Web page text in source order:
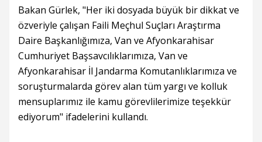
Bakan Gürlek, "Her iki dosyada büyük bir dikkat ve
özveriyle çalışan Faili Meçhul Suçları Araştırma
Daire Başkanlığımıza, Van ve Afyonkarahisar
Cumhuriyet Başsavcılıklarımıza, Van ve
Afyonkarahisar İl Jandarma Komutanlıklarımıza ve
soruşturmalarda görev alan tüm yargı ve kolluk
mensuplarımız ile kamu görevlilerimize teşekkür
ediyorum" ifadelerini kullandı.